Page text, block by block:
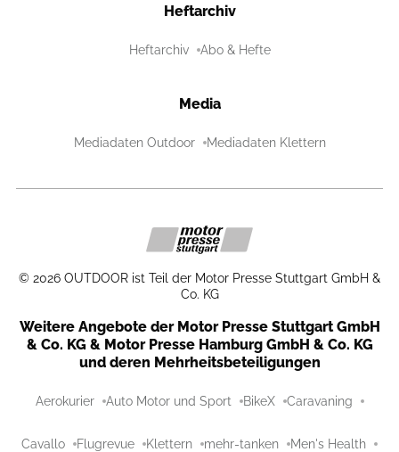
Heftarchiv
Heftarchiv Abo & Hefte
Media
Mediadaten Outdoor Mediadaten Klettern
© 2026 OUTDOOR ist Teil der Motor Presse Stuttgart GmbH &
Co. KG
Weitere Angebote der Motor Presse Stuttgart GmbH
& Co. KG & Motor Presse Hamburg GmbH & Co. KG
und deren Mehrheitsbeteiligungen
Aerokurier Auto Motor und Sport BikeX Caravaning
Cavallo Flugrevue Klettern mehr-tanken Men's Health